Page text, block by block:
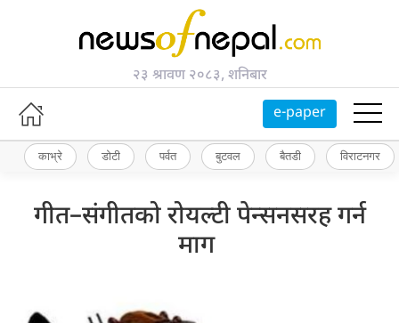
२३ श्रावण २०८३, शनिबार
e-paper
काभ्रे डोटी पर्वत बुटवल बैतडी विराटनगर
गीत–संगीतको रोयल्टी पेन्सनसरह गर्न
माग